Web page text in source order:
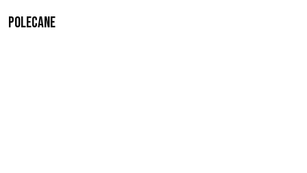
Polecane